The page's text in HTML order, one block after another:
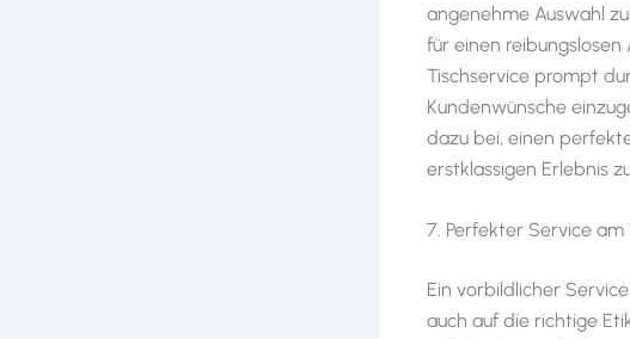
angenehme Auswahl
für einen
Tischservice prompt
Kundenwünsche
dazu bei, einen
erstklassigen Erlebnis
7. Perfekter Service
Ein vorbildlicher
auch auf die richtige